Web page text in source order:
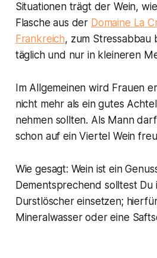
Situationen trägt der Wein,
Flasche aus der Domaine La
Frankreich, zum Stressabbau
täglich und nur in kleineren
Im Allgemeinen wird Frauen
nicht mehr als ein gutes
nehmen sollten. Als Mann
schon auf ein Viertel Wein
Wie gesagt: Wein ist ein
Dementsprechend solltest Du
Durstlöscher einsetzen;
Mineralwasser oder eine